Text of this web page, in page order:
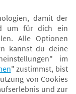
dargestellte Preis gilt -